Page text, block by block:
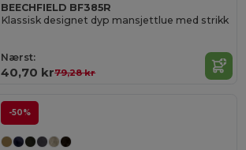
BEECHFIELD BF385R
Klassisk designet dyp mansjettlue med strikk
Nærst:
40,70 kr79,28 kr
-50%